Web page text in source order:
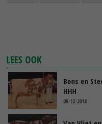
LEES OOK
Bons en
HHH
08-12-2018